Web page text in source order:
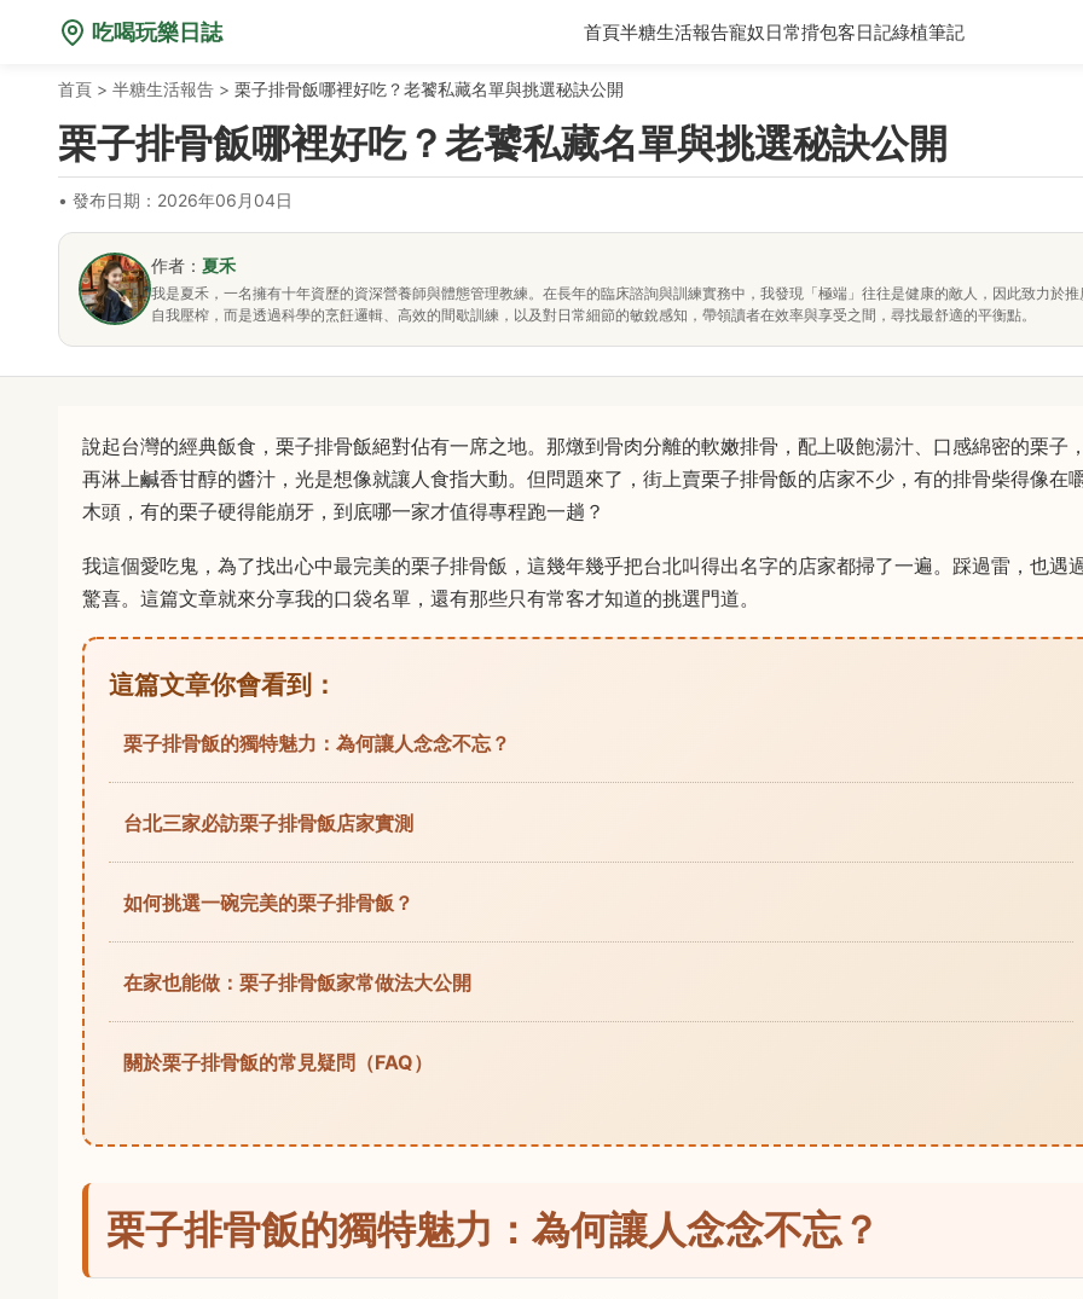
吃喝玩樂日誌 首頁半糖生活報告寵奴日常揹包客日記綠植筆記
首頁 > 半糖生活報告 > 栗子排骨飯哪裡好吃？老饕私藏名單與挑選秘訣公開
栗子排骨飯哪裡好吃？老饕私藏名單與挑選秘訣公開
• 發布日期：2026年06月04日
作者： 夏禾
我是夏禾，一名擁有十年資歷的資深營養師與體態管理教練。在長年的臨床諮詢與訓練實務中，我發現「極端」往往是健康的敵人，因此致力於
自我壓榨，而是透過科學的烹飪邏輯、高效的間歇訓練，以及對日常細節的敏銳感知，帶領讀者在效率與享受之間，尋找最舒適的平衡點。
說起台灣的經典飯食，栗子排骨飯絕對佔有一席之地。那燉到骨肉分離的軟嫩排骨，配上吸飽湯汁、口感綿密的栗子
再淋上鹹香甘醇的醬汁，光是想像就讓人食指大動。但問題來了，街上賣栗子排骨飯的店家不少，有的排骨柴得像在
木頭，有的栗子硬得能崩牙，到底哪一家才值得專程跑一趟？
我這個愛吃鬼，為了找出心中最完美的栗子排骨飯，這幾年幾乎把台北叫得出名字的店家都掃了一遍。踩過雷，也遇
驚喜。這篇文章就來分享我的口袋名單，還有那些只有常客才知道的挑選門道。
這篇文章你會看到：
栗子排骨飯的獨特魅力：為何讓人念念不忘？
台北三家必訪栗子排骨飯店家實測
如何挑選一碗完美的栗子排骨飯？
在家也能做：栗子排骨飯家常做法大公開
關於栗子排骨飯的常見疑問（FAQ）
栗子排骨飯的獨特魅力：為何讓人念念不忘？